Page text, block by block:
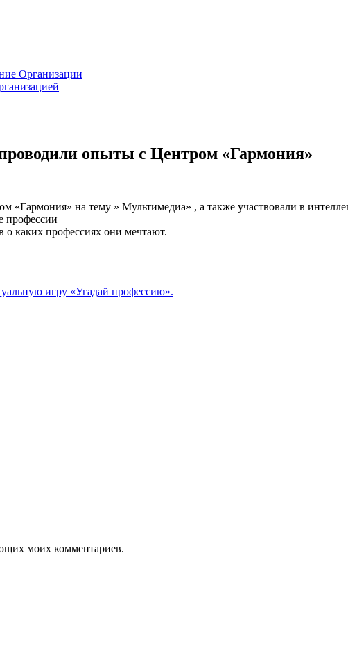
Организации
опыты с Центром «Гармония»
«Гармония» на тему » Мультимедиа» , а также участвовали в
профессии
о каких профессиях они мечтают.
игру «Угадай профессию».
моих комментариев.